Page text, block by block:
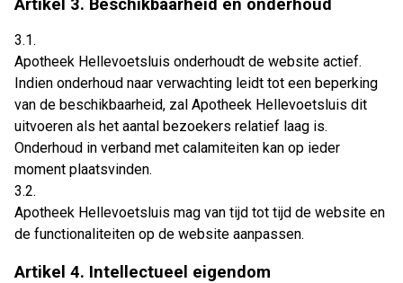
Artikel 3. Beschikbaarheid en onderhoud
3.1.
Apotheek Hellevoetsluis onderhoudt de website actief.
Indien onderhoud naar verwachting leidt tot een beperking
van de beschikbaarheid, zal Apotheek Hellevoetsluis dit
uitvoeren als het aantal bezoekers relatief laag is.
Onderhoud in verband met calamiteiten kan op ieder
moment plaatsvinden.
3.2.
Apotheek Hellevoetsluis mag van tijd tot tijd de website en
de functionaliteiten op de website aanpassen.
Artikel 4. Intellectueel eigendom